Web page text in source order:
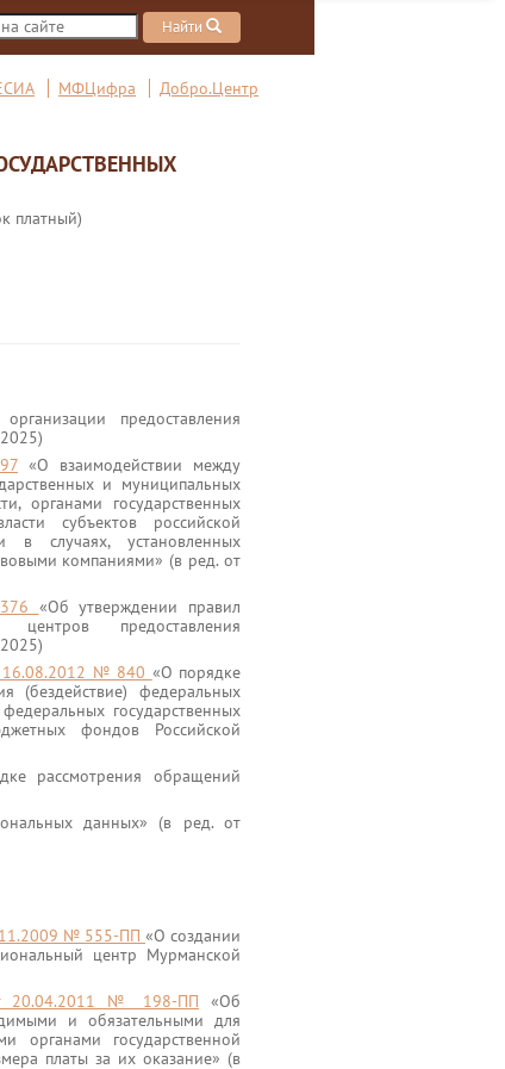
Найти
МФЦифра Добро.Центр
платный)
предоставления
«О взаимодействии между
и муниципальных
органами государственных
субъектов российской
в случаях, установленных
компаниями» (в ред. от
«Об утверждении правил
центров предоставления
16.08.2012 № 840 «О порядке
(бездействие) федеральных
государственных
фондов Российской
рассмотрения обращений
данных» (в ред. от
№ 555-ПП «О создании
центр Мурманской
от 20.04.2011 № 198-ПП «Об
и обязательными для
органами государственной
платы за их оказание» (в